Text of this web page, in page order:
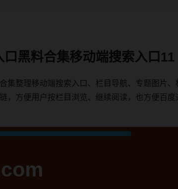
黑料合集移动端搜索入口11
集整理移动端搜索入口、栏目导航、专题图片
，方便用户按栏目浏览、继续阅读，也方便百